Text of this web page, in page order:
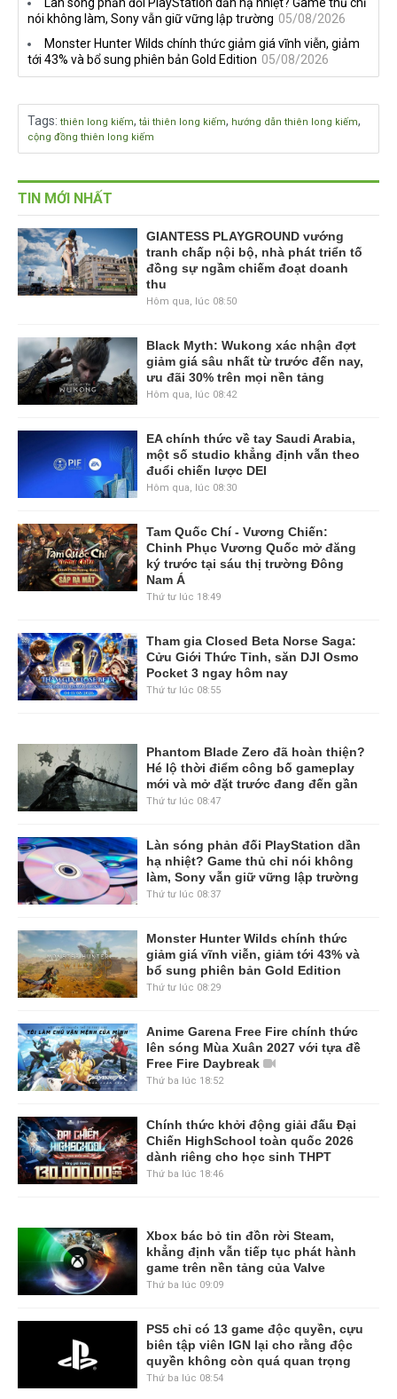
nói không làm, Sony vẫn giữ vững lập trường 05/08/2026
Monster Hunter Wilds chính thức giảm giá vĩnh viễn, giảm
tới 43% và bổ sung phiên bản Gold Edition 05/08/2026
Tags: thiên long kiếm, tải thiên long kiếm, hướng dẫn thiên long kiếm,
cộng đồng thiên long kiếm
TIN MỚI NHẤT
GIANTESS PLAYGROUND vướng
tranh chấp nội bộ, nhà phát triển tố
đồng sự ngầm chiếm đoạt doanh
thu
Hôm qua, lúc 08:50
Black Myth: Wukong xác nhận đợt
giảm giá sâu nhất từ trước đến nay,
ưu đãi 30% trên mọi nền tảng
Hôm qua, lúc 08:42
EA chính thức về tay Saudi Arabia,
một số studio khẳng định vẫn theo
đuổi chiến lược DEI
Hôm qua, lúc 08:30
Tam Quốc Chí - Vương Chiến:
Chinh Phục Vương Quốc mở đăng
ký trước tại sáu thị trường Đông
Nam Á
Thứ tư lúc 18:49
Tham gia Closed Beta Norse Saga:
Cửu Giới Thức Tỉnh, săn DJI Osmo
Pocket 3 ngay hôm nay
Thứ tư lúc 08:55
Phantom Blade Zero đã hoàn thiện?
Hé lộ thời điểm công bố gameplay
mới và mở đặt trước đang đến gần
Thứ tư lúc 08:47
Làn sóng phản đối PlayStation dần
hạ nhiệt? Game thủ chỉ nói không
làm, Sony vẫn giữ vững lập trường
Thứ tư lúc 08:37
Monster Hunter Wilds chính thức
giảm giá vĩnh viễn, giảm tới 43% và
bổ sung phiên bản Gold Edition
Thứ tư lúc 08:29
Anime Garena Free Fire chính thức
lên sóng Mùa Xuân 2027 với tựa đề
Free Fire Daybreak
Thứ ba lúc 18:52
Chính thức khởi động giải đấu Đại
Chiến HighSchool toàn quốc 2026
dành riêng cho học sinh THPT
Thứ ba lúc 18:46
Xbox bác bỏ tin đồn rời Steam,
khẳng định vẫn tiếp tục phát hành
game trên nền tảng của Valve
Thứ ba lúc 09:09
PS5 chỉ có 13 game độc quyền, cựu
biên tập viên IGN lại cho rằng độc
quyền không còn quá quan trọng
Thứ ba lúc 08:54